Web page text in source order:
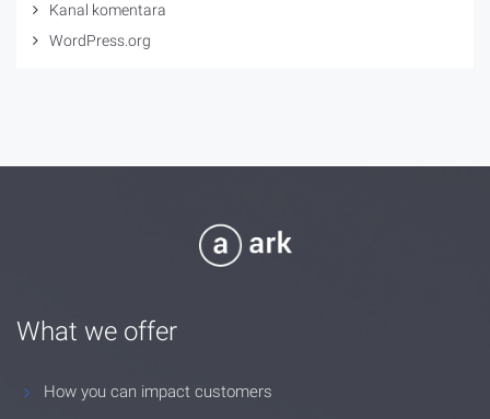
Kanal komentara
WordPress.org
What we offer
How you can impact customers